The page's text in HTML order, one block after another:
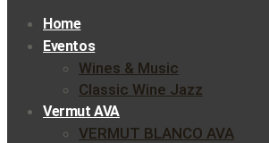
Home
Eventos
Wines & Music
Classic Wine Jazz
Vermut AVA
VERMUT BLANCO AVA